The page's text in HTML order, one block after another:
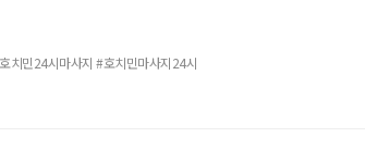
치민24시마사지 #호치민마사지24시